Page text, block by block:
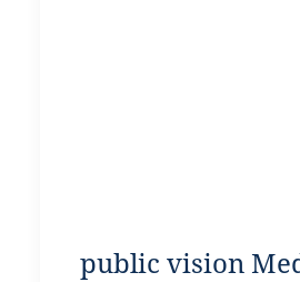
public vision